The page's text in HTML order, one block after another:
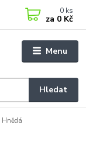
Menu
Hledat
0 ks
za 0 Kč
Hnědá